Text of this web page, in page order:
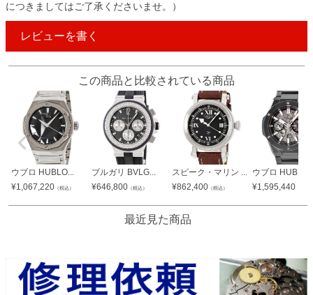
につきましてはご了承くださいませ。）
レビューを書く
この商品と比較されている商品
ウブロ HUBLO...
¥1,067,220 （税込）
ブルガリ BVLG...
¥646,800 （税込）
スピーク・マリン ...
¥862,400 （税込）
ウブロ
¥1,595,440
最近見た商品